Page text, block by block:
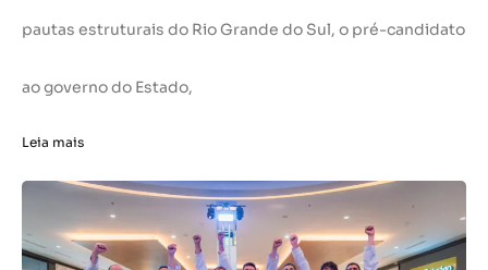
pautas estruturais do Rio Grande do Sul, o pré-candidato
ao governo do Estado,
Leia mais